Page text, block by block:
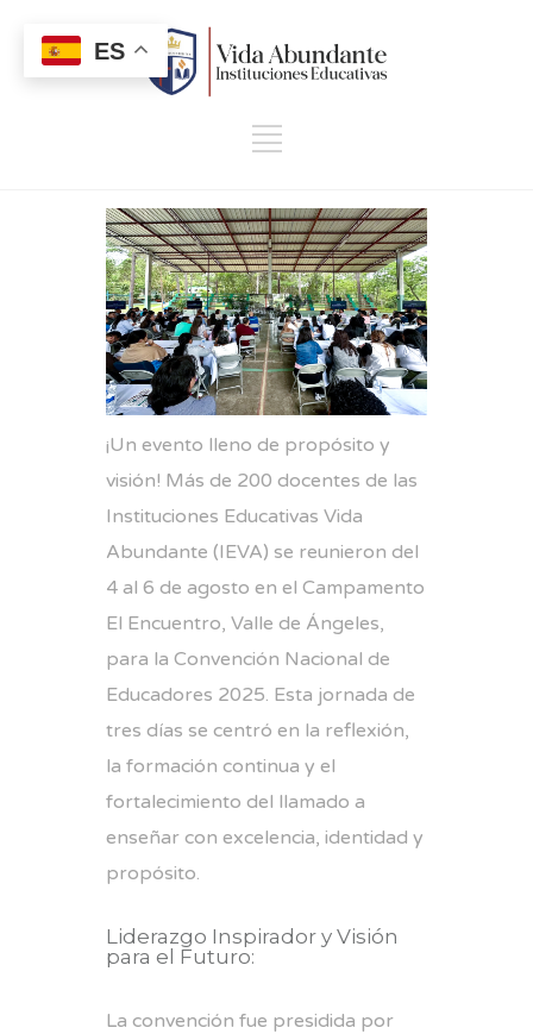
¡Un evento lleno de propósito y
visión! Más de 200 docentes de las
Instituciones Educativas Vida
Abundante (IEVA) se reunieron del
4 al 6 de agosto en el Campamento
El Encuentro, Valle de Ángeles,
para la Convención Nacional de
Educadores 2025. Esta jornada de
tres días se centró en la reflexión,
la formación continua y el
fortalecimiento del llamado a
enseñar con excelencia, identidad y
propósito.
Liderazgo Inspirador y Visión
para el Futuro:
La convención fue presidida por
ES